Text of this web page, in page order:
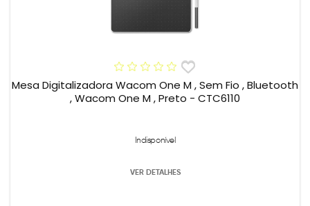
Mesa Digitalizadora Wacom One M , Sem Fio , Bluetooth
, Wacom One M , Preto - CTC6110
Indisponível
VER DETALHES